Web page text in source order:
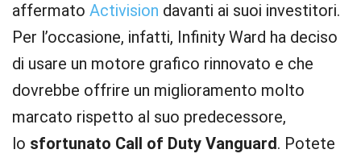
affermato Activision davanti ai suoi investitori.
Per l’occasione, infatti, Infinity Ward ha deciso
di usare un motore grafico rinnovato e che
dovrebbe offrire un miglioramento molto
marcato rispetto al suo predecessore,
lo sfortunato Call of Duty Vanguard. Potete